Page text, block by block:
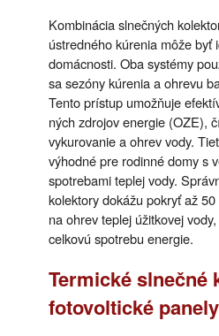
Kombinácia slnečných
ústredného kúrenia môže byť
domácnosti. Oba systémy
sa sezóny kúrenia a ohrevu
Tento prístup umožňuje
ných zdrojov energie (OZE),
vykurovanie a ohrev vody.
výhodné pre rodinné domy s
spotrebami teplej vody.
kolektory dokážu pokryť až
na ohrev teplej úžitkovej
celkovú spotrebu energie.
Termické slnečné
fotovoltické panely